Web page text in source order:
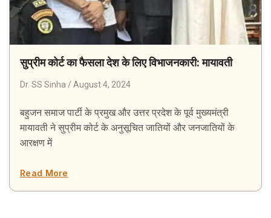
सुप्रीम कोर्ट का फैसला देश के लिए विभाजनकारी: मायावती
Dr. SS Sinha August 4, 2024
बहुजन समाज पार्टी के प्रमुख और उत्तर प्रदेश के पूर्व मुख्यमंत्री
मायावती ने सुप्रीम कोर्ट के अनुसूचित जातियों और जनजातियों के
आरक्षण में
Read More